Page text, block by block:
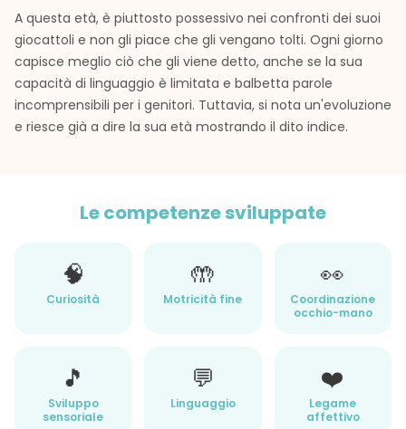
A questa età, è piuttosto possessivo nei confronti dei suoi
giocattoli e non gli piace che gli vengano tolti. Ogni giorno
capisce meglio ciò che gli viene detto, anche se la sua
capacità di linguaggio è limitata e balbetta parole
incomprensibili per i genitori. Tuttavia, si nota un'evoluzione
e riesce già a dire la sua età mostrando il dito indice.
Le competenze sviluppate
🧠
Curiosità
🤲
Motricità fine
👀
Coordinazione
occhio-mano
🎵
Sviluppo
sensoriale
💬
Linguaggio
❤️
Legame
affettivo